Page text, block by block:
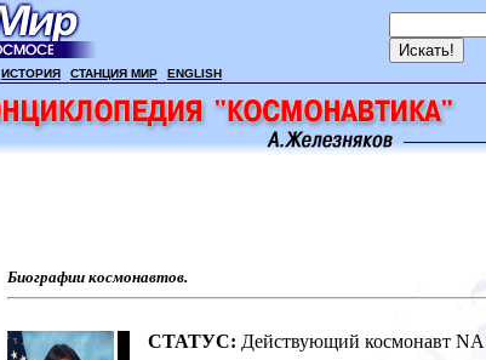
ИСТОРИЯ СТАНЦИЯ МИР ENGLISH
Биографии космонавтов.
СТАТУС: Действующий космонавт